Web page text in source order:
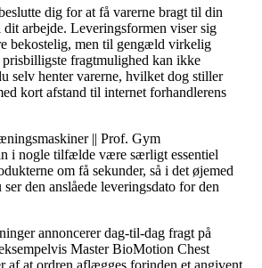
dig for at få varerne bragt til din
arbejde. Leveringsformen viser sig
bekostelig, men til gengæld virkelig
fragtmulighed kan ikke
selv henter varerne, hvilket dog stiller
kort afstand til internet forhandlerens
|| Prof. Gym
i nogle tilfælde være særligt essentiel
om få sekunder, så i det øjemed
den anslåede leveringsdato for den
annoncerer dag-til-dag fragt på
Master BioMotion Chest
af at ordren aflægges forinden et angivent